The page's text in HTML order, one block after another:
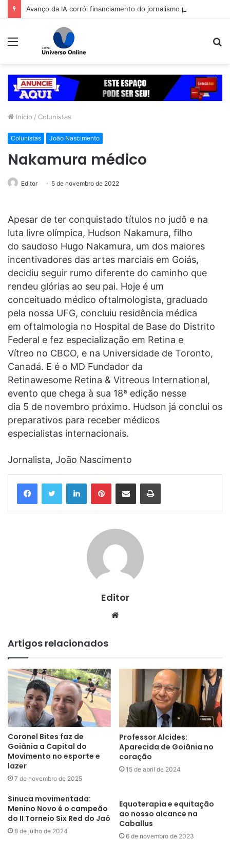
Menu
Início / Colunistas
Colunistas João Nascimento
Nakamura médico
Editor 5 de novembro de 2022
Apesar de ter conquistado títulos no judô e na
luta livre olímpica, Hudson Nakamura, filho
do saudoso Hugo Nakamura, um dos maiores
incentivadores das artes marciais em Goiás,
decidiu seguir rumo diferente do caminho que
rendeu glórias ao seu pai. Hoje é um
conceituado médico oftalmologista, graduado
pela nossa UFG, concluiu residência médica
em oftalmologia no Hospital de Base do Distrito
Federal e fez especialização em Retina e
Vítreo no CBCO, e na Universidade de Toronto,
Canadá. E é o MD Fundador da
Retinawesome Retina & Vitreous International,
evento que chega à sua 18ª edição nesse
dia 5 de novembro próximo. Hudson já conclui os
preparativos para receber médicos
especialistas internacionais.
Jornalista, João Nascimento
LinkedinPinterestCompartilhar via e-mail Imprimir
Editor
Website
Artigos relacionados
Coronel Bites faz de
Goiânia a Capital do
Movimento no esporte e
lazer
7 de novembro de 2025
Professor Alcides:
Aparecida de Goiânia no
coração
15 de abril de 2024
Sinuca movimentada:
Menino Novo é o campeão
do II Torneio Six Red do Jaó
8 de julho de 2024
Equoterapia e equitação
ao nosso alcance na
Caballus
6 de novembro de 2023